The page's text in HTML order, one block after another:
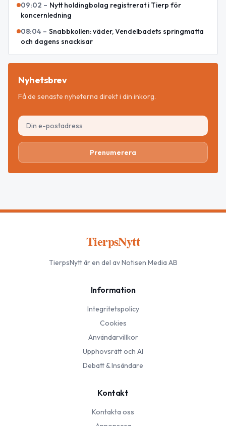
09:02 – Nytt holdingbolag registrerat i Tierp för
koncernledning
08:04 – Snabbkollen: väder, Vendelbadets springmatta
och dagens snackisar
Nyhetsbrev
Få de senaste nyheterna direkt i din inkorg.
Prenumerera
TierpsNytt
TierpsNyttär en del av Notisen Media AB
Information
Integritetspolicy
Cookies
Användarvillkor
Upphovsrätt och AI
Debatt & Insändare
Kontakt
Kontakta oss